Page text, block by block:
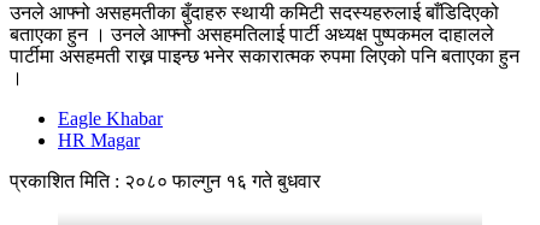
उनले आफ्नो असहमतीका बुँदाहरु स्थायी कमिटी सदस्यहरुलाई बाँडिदिएको
बताएका हुन । उनले आफ्नो असहमतिलाई पार्टी अध्यक्ष पुष्पकमल दाहालले
पार्टीमा असहमती राख्न पाइन्छ भनेर सकारात्मक रुपमा लिएको पनि बताएका हुन
।
Eagle Khabar
HR Magar
प्रकाशित मिति : २०८० फाल्गुन १६ गते बुधवार